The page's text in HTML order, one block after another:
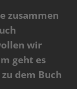
zusammen
wir
geht es
dem Buch